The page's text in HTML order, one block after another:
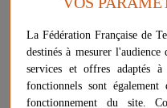
Plus d'informations sur ce
Voir les questions / réponses
La Fédération Française de
destinés à mesurer
services et offres adaptés
fonctionnels sont également
fonctionnement du site.